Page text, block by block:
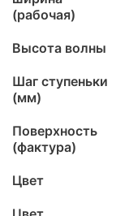
(рабочая)
Высота волны
Шаг ступеньки
(мм)
Поверхность
(фактура)
Цвет